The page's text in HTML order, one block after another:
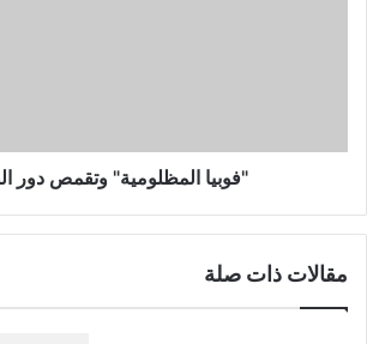
"فوبيا المظلومية" وتقمص دور
مقالات ذات صلة